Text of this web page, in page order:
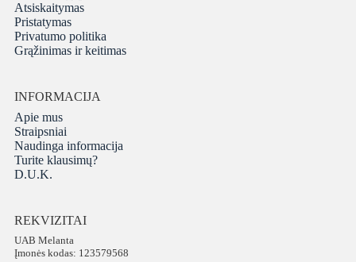
Atsiskaitymas
Pristatymas
Privatumo politika
Grąžinimas ir keitimas
INFORMACIJA
Apie mus
Straipsniai
Naudinga informacija
Turite klausimų?
D.U.K.
REKVIZITAI
UAB Melanta
Įmonės kodas: 123579568